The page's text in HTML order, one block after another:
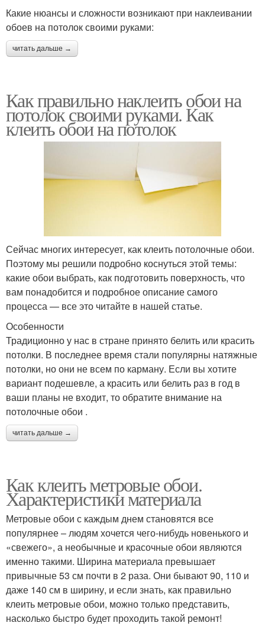
Какие нюансы и сложности возникают при наклеивании
обоев на потолок своими руками:
читать дальше →
Как правильно наклеить обои на
потолок своими руками. Как
клеить обои на потолок
Сейчас многих интересует, как клеить потолочные обои.
Поэтому мы решили подробно коснуться этой темы:
какие обои выбрать, как подготовить поверхность, что
вам понадобится и подробное описание самого
процесса — все это читайте в нашей статье.
Особенности
Традиционно у нас в стране принято белить или красить
потолки. В последнее время стали популярны натяжные
потолки, но они не всем по карману. Если вы хотите
вариант подешевле, а красить или белить раз в год в
ваши планы не входит, то обратите внимание на
потолочные обои .
читать дальше →
Как клеить метровые обои.
Характеристики материала
Метровые обои с каждым днем становятся все
популярнее – людям хочется чего-нибудь новенького и
«свежего», а необычные и красочные обои являются
именно такими. Ширина материала превышает
привычные 53 см почти в 2 раза. Они бывают 90, 110 и
даже 140 см в ширину, и если знать, как правильно
клеить метровые обои, можно только представить,
насколько быстро будет проходить такой ремонт!